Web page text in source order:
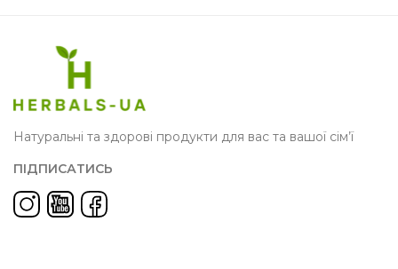
Натуральні та здорові продукти для вас та вашої сім’ї
ПІДПИСАТИСЬ